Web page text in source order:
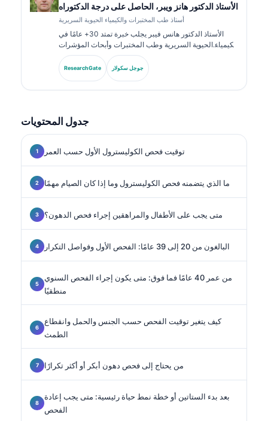
الأستاذ الدكتور هانز ويبر، الحاصل على درجة الدكتوراه
أستاذ طب المختبرات والكيمياء الحيوية السريرية
الأستاذ الدكتور هانس فيبر يجلب خبرة تمتد 30+ عامًا في
الكيمياء الحيوية السريرية وطب المختبرات وأبحاث المؤشرات
الحيوية. بصفته الرئيس السابق للجمعية الألمانية للكيمياء
السريرية، يتخصص في تحليل لوحات التشخيص، وتوحيد
المؤشرات الحيوية، والطب المخبري المدعوم بالذكاء
ResearchGate جوجل سكولار
جدول المحتويات
توقيت فحص الكوليسترول الأول حسب العمر
ما الذي يتضمنه فحص الكوليسترول وما إذا كان الصيام مهمًا
متى يجب على الأطفال والمراهقين إجراء فحص الدهون؟
البالغون من 20 إلى 39 عامًا: الفحص الأول وفواصل التكرار
من عمر 40 عامًا فما فوق: متى يكون إجراء الفحص السنوي
منطقيًا
كيف يتغير توقيت الفحص حسب الجنس والحمل وانقطاع
الطمث
من يحتاج إلى فحص دهون أبكر أو أكثر تكرارًا
بعد بدء الستاتين أو خطة نمط حياة رئيسية: متى يجب إعادة
الفحص